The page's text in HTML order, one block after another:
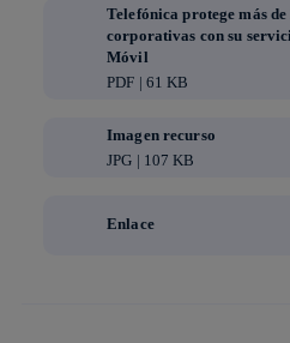
Telefónica protege más
corporativas con su
Móvil
PDF | 61 KB
Imagen recurso
JPG | 107 KB
Enlace